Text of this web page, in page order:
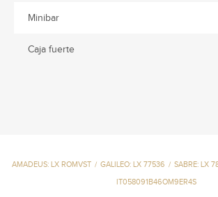
Minibar
Caja fuerte
AMADEUS: LX ROMVST / GALILEO: LX 77536 / SABRE: LX
IT058091B46OM9ER4S